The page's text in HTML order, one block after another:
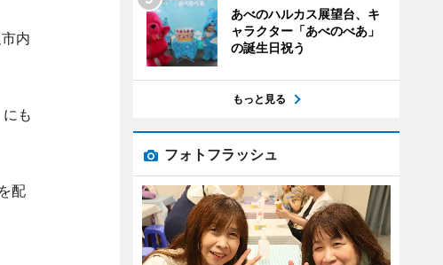
内
も
配
あべのハルカス展望台、キ
ャラクター「あべのべあ」
の誕生日祝う
もっと見る
フォトフラッシュ